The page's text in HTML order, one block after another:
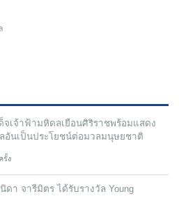
จเจ้าฟ้ามหิดลเยือนศิริราชพร้อมแสดง
อันเป็นประโยชน์ต่อมวลมนุษยชาติ
รั้ง
า จารีมิตร ได้รับรางวัล Young